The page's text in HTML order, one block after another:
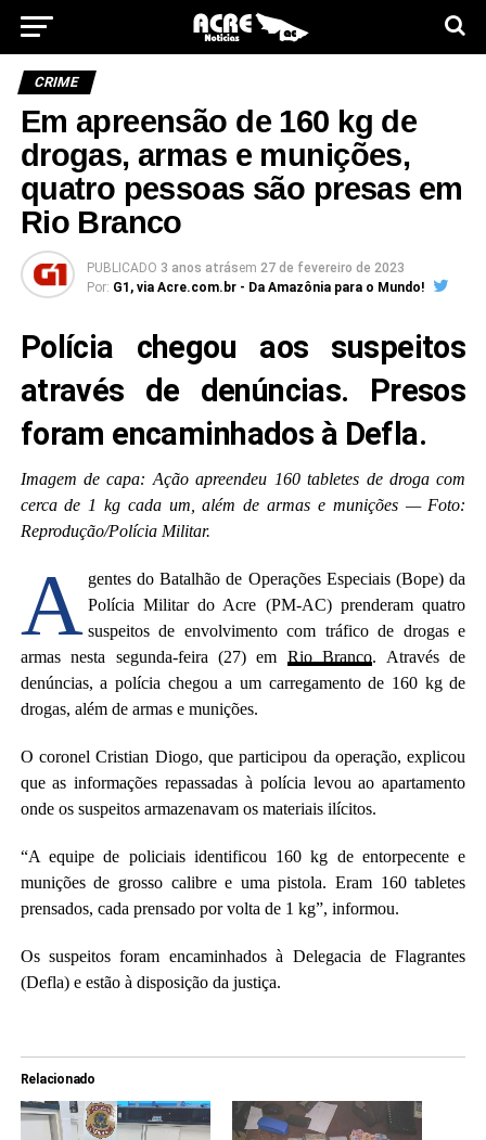
CRIME
Em apreensão de 160 kg de
drogas, armas e munições,
quatro pessoas são presas em
Rio Branco
PUBLICADO 3 anos atrásem 27 de fevereiro de 2023
Por: G1, via Acre.com.br - Da Amazônia para o Mundo!
Polícia chegou aos suspeitos
através de denúncias. Presos
foram encaminhados à Defla.
Imagem de capa: Ação apreendeu 160 tabletes de droga com
cerca de 1 kg cada um, além de armas e munições — Foto:
Reprodução/Polícia Militar.
A gentes do Batalhão de Operações Especiais (Bope) da
Polícia Militar do Acre (PM-AC) prenderam quatro
suspeitos de envolvimento com tráfico de drogas e
armas nesta segunda-feira (27) em Rio Branco. Através de
denúncias, a polícia chegou a um carregamento de 160 kg de
drogas, além de armas e munições.
O coronel Cristian Diogo, que participou da operação, explicou
que as informações repassadas à polícia levou ao apartamento
onde os suspeitos armazenavam os materiais ilícitos.
“A equipe de policiais identificou 160 kg de entorpecente e
munições de grosso calibre e uma pistola. Eram 160 tabletes
prensados, cada prensado por volta de 1 kg”, informou.
Os suspeitos foram encaminhados à Delegacia de Flagrantes
(Defla) e estão à disposição da justiça.
Relacionado